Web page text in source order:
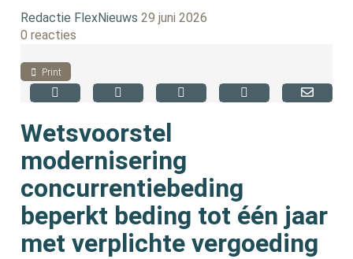
Redactie FlexNieuws 29 juni 2026
0 reacties
Print
Wetsvoorstel
modernisering
concurrentiebeding
beperkt beding tot één jaar
met verplichte vergoeding